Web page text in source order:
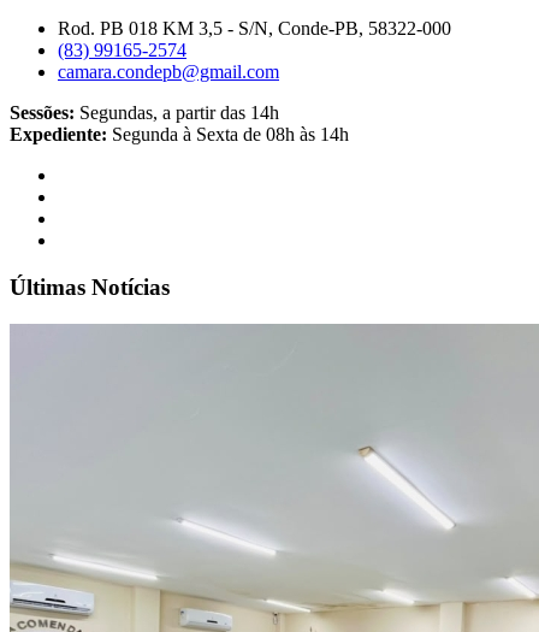
Rod. PB 018 KM 3,5 - S/N, Conde-PB, 58322-000
(83) 99165-2574
camara.condepb@gmail.com
Sessões: Segundas, a partir das 14h
Expediente: Segunda à Sexta de 08h às 14h
Últimas Notícias